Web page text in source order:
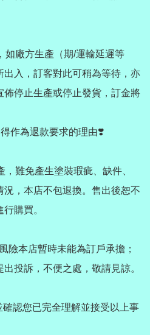
如廠方生產（期/運輸延遲等
入，訂客對此可稍為等待，亦
停止生產或停止發貨，訂金將
作為退款要求的理由❣️
難免產生塗裝瑕疵、缺件、
，本店不包退換。售出後恕不
購買。
險本店暫時未能為訂戶承擔；
投訴，不便之處，敬請見諒。
認您已完全理解並接受以上事